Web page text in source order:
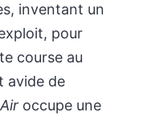
inventant un
pour
course au
avide de
occupe une